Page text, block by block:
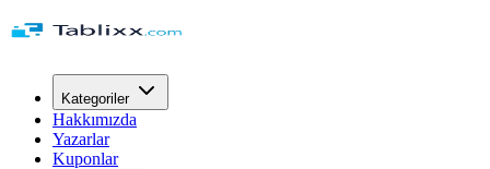
Kategoriler
Hakkımızda
Yazarlar
Kuponlar